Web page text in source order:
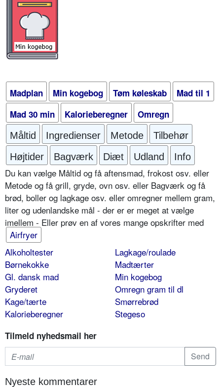
Madplan Min kogebog Tøm køleskab
Mad til 1
Mad 30 min
Kalorieberegner Omregn
Måltid Ingredienser Metode
Tilbehør
Højtider
Bagværk Diæt Udland Info
Du kan vælge Måltid og få aftensmad, frokost osv. eller
Metode og få grill, gryde, ovn osv. eller Bagværk og få
brød, boller og lagkage osv. eller omregner mellem gram,
liter og udenlandske mål - der er er meget at vælge
imellem - Eller prøv en af vores mange opskrifter med
Airfryer
Alkoholtester
Børnekokke
Gl. dansk mad
Gryderet
Kage/tærte
Kalorieberegner
Lagkage/roulade
Madtærter
Min kogebog
Omregn gram til dl
Smørrebrød
Stegeso
Tilmeld nyhedsmail her
Nyeste kommentarer